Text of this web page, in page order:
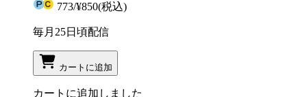
773/¥850(税込)
毎月25日頃配信
カートに追加
カートに追加しました